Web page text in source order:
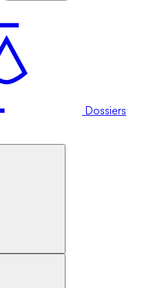
Dossiers